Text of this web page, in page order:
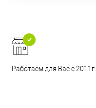
Работаем для Вас с 2011г.